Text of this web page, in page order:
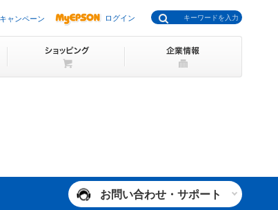
ャンペーン ログイン
お問い合わせ・サポート